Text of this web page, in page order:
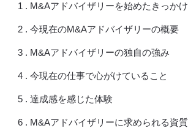
M&Aアドバイザリーを始めたきっかけ
今現在のM&Aアドバイザリーの概要
M&Aアドバイザリーの独自の強み
今現在の仕事で心がけていること
達成感を感じた体験
M&Aアドバイザリーに求められる資